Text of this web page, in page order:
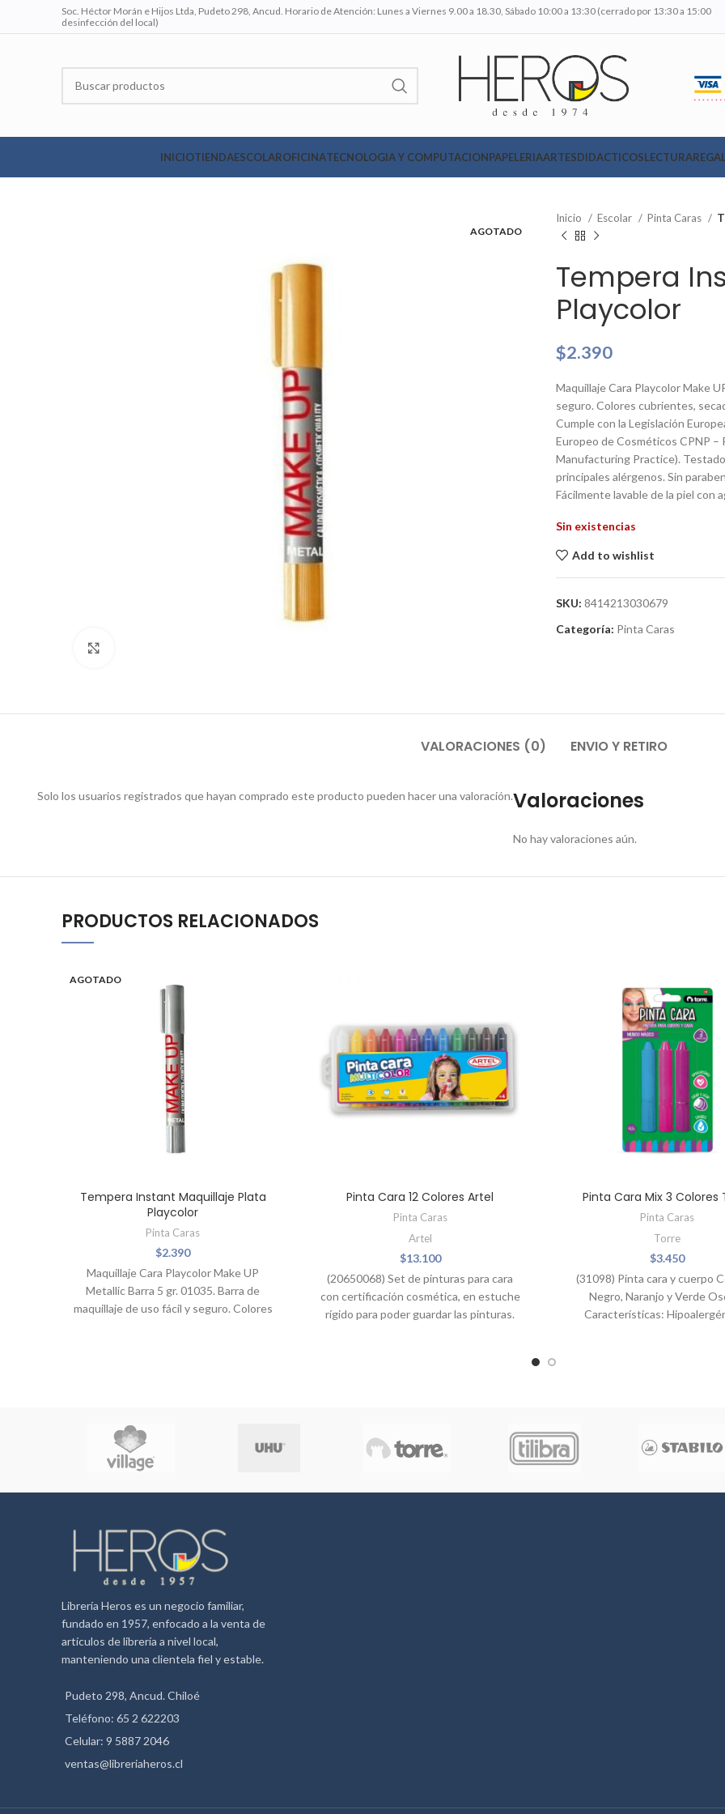
Soc. Héctor Morán e Hijos Ltda, Pudeto 298, Ancud. Horario de Atención: Lunes a Viernes 9.00 a 18.30, Sábado 10:00 a 13:30 (cerrado por 13:30 a 15:00
desinfección del local)
INICIOTIENDAESCOLAROFICINATECNOLOGIA Y COMPUTACIONPAPELERIAARTESDIDACTICOSLECTURA
AGOTADO
Inicio Escolar Pinta Caras
Tempera
Playcolor
$2.390
Maquillaje Cara Playcolor Make
seguro. Colores cubrientes,
Cumple con la Legislación
Europeo de Cosméticos CPNP –
Manufacturing Practice).
principales alérgenos. Sin
Fácilmente lavable de la piel con
Sin existencias
Add to wishlist
SKU: 8414213030679
Categoría: Pinta Caras
VALORACIONES (0) ENVIO Y RETIRO
Valoraciones
No hay valoraciones aún.
Solo los usuarios registrados que hayan comprado este producto pueden hacer una valoración.
PRODUCTOS RELACIONADOS
AGOTADO
Tempera Instant Maquillaje Plata
Playcolor
Pinta Caras
$2.390
Maquillaje Cara Playcolor Make UP
Metallic Barra 5 gr. 01035. Barra de
maquillaje de uso fácil y seguro. Colores
las GMP (Good Manufacturing Practice).
Testado dermatológicamente y
microbiológicamente. Libre de
agua y jabón.
Pinta Cara 12 Colores Artel
Pinta Caras
Artel
$13.100
(20650068) Set de pinturas para cara
con certificación cosmética, en estuche
rígido para poder guardar las pinturas.
Pinta Cara Mix 3 Colores
Pinta Caras
Torre
$3.450
(31098) Pinta cara y cuerpo
Negro, Naranjo y Verde
Características:
Librería Heros es un negocio familiar,
fundado en 1957, enfocado a la venta de
artículos de librería a nivel local,
manteniendo una clientela fiel y estable.
Pudeto 298, Ancud. Chiloé
Teléfono: 65 2 622203
Celular: 9 5887 2046
ventas@libreriaheros.cl